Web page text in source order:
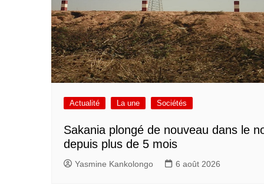
Actualité La une Sociétés
Sakania plongé de nouveau dans le
depuis plus de 5 mois
Yasmine Kankolongo 6 août 2026